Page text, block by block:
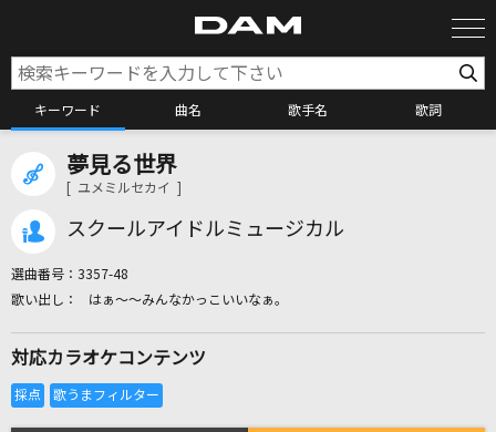
キーワード 曲名 歌手名 歌詞
夢見る世界
[ ユメミルセカイ ]
スクールアイドルミュージカル
選曲番号： 3357-48
はぁ～～みんなかっこいいなぁ。
対応カラオケコンテンツ